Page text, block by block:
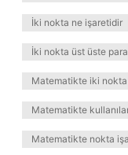
İki nokta ne işaretidir
İki nokta üst üste
Matematikte iki
Matematikte
Matematikte nokta